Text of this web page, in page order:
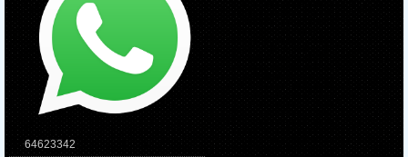
64623342